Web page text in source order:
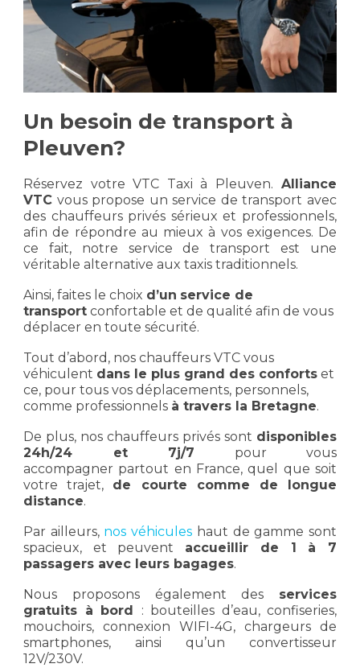
Un besoin de transport à
Pleuven?
Réservez votre VTC Taxi à Pleuven. Alliance
VTC vous propose un service de transport avec
des chauffeurs privés sérieux et professionnels,
afin de répondre au mieux à vos exigences. De
ce fait, notre service de transport est une
véritable alternative aux taxis traditionnels.
Ainsi, faites le choix d’un service de
transport confortable et de qualité afin de vous
déplacer en toute sécurité.
Tout d’abord, nos chauffeurs VTC vous
véhiculent dans le plus grand des conforts et
ce, pour tous vos déplacements, personnels,
comme professionnels à travers la Bretagne.
De plus, nos chauffeurs privés sont disponibles
24h/24 et 7j/7 pour vous
accompagner partout en France, quel que soit
votre trajet, de courte comme de longue
distance.
Par ailleurs, nos véhicules haut de gamme sont
spacieux, et peuvent accueillir de 1 à 7
passagers avec leurs bagages.
Nous proposons également des services
gratuits à bord : bouteilles d’eau, confiseries,
mouchoirs, connexion WIFI-4G, chargeurs de
smartphones, ainsi qu’un convertisseur
12V/230V.